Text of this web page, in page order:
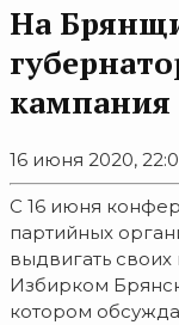
На
кампания
16 июня 2020,
С 16 июня
партийных
выдвигать
Избирком
котором